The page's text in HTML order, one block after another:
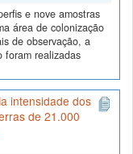
e nove amostras
área de colonização
de observação, a
foram realizadas
intensidade dos
de 21.000